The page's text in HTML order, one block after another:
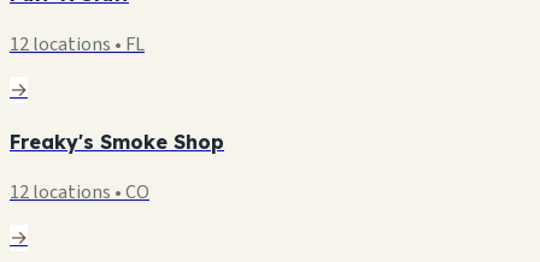
12 locations • FL
→
Freaky's Smoke Shop
12 locations • CO
→